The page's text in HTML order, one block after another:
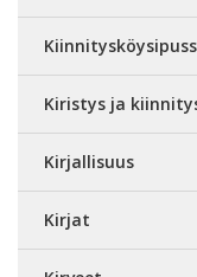
Kiristys ja
Kirjallisuus
Kirjat